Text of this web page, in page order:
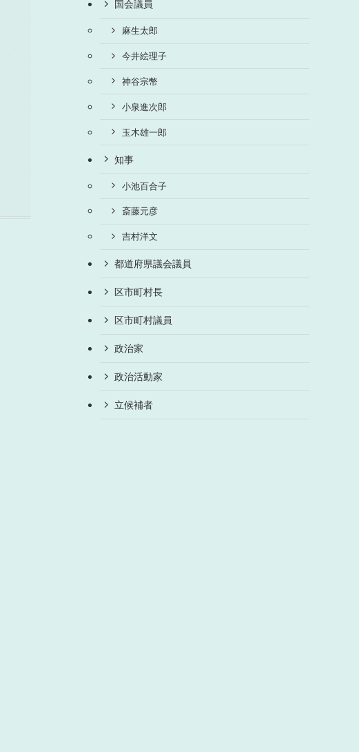
国会議員
麻生太郎
今井絵理子
神谷宗幣
小泉進次郎
玉木雄一郎
知事
小池百合子
斎藤元彦
吉村洋文
都道府県議会議員
区市町村長
区市町村議員
政治家
政治活動家
立候補者